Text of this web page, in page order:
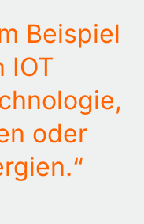
Beispiel
IOT
oder